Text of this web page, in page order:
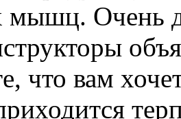
мышц. Очень
что вам